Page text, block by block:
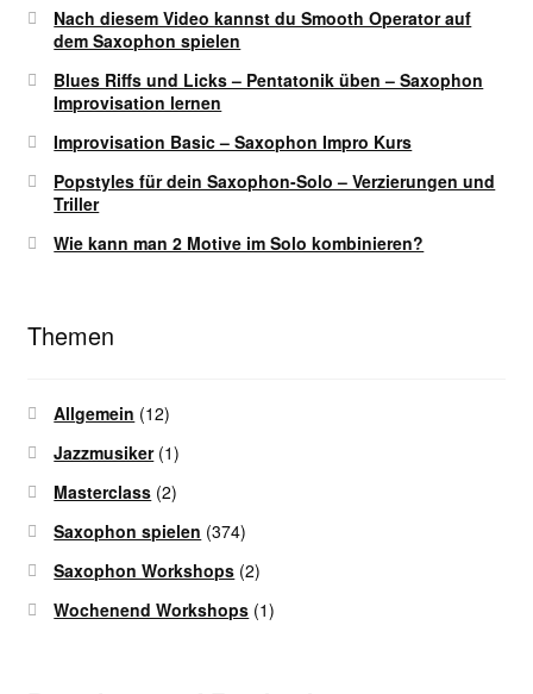
Nach diesem Video kannst du Smooth Operator auf
dem Saxophon spielen
Blues Riffs und Licks – Pentatonik üben – Saxophon
Improvisation lernen
Improvisation Basic – Saxophon Impro Kurs
Popstyles für dein Saxophon-Solo – Verzierungen und
Triller
Wie kann man 2 Motive im Solo kombinieren?
Themen
Allgemein (12)
Jazzmusiker(1)
Masterclass (2)
Saxophon spielen (374)
Saxophon Workshops (2)
Wochenend Workshops (1)